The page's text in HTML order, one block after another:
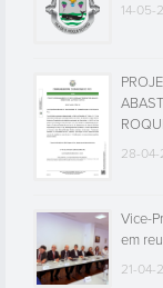
14-05-
28-04-
Vice-
em
21-04-